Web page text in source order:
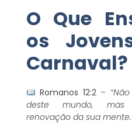
O Que
os
Carnaval?
Romanos 12:2–
deste mundo, mas
renovação da sua